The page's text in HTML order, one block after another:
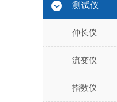
测试仪
伸长仪
流变仪
指数仪